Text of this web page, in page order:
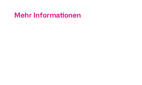
Mehr Informationen